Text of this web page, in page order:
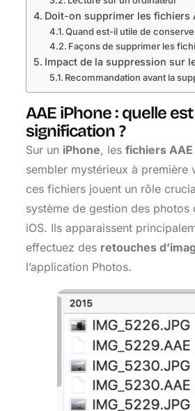
Doit-on supprimer les fichiers
Quand est-il utile de
Façons de supprimer les
Impact de la suppression sur
Recommandation avant la
AAE iPhone : quelle
signification ?
Sur un iPhone, les fichiers AAE
sembler mystérieux à première
ces fichiers jouent un rôle
système de gestion des photos
iOS. Ils apparaissent
effectuez des retouches
l’application Photos.